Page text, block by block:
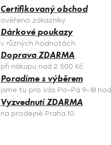
Certifikovaný obchod
ověřeno zákazníky
Dárkové poukazy
v různých hodnotách
Doprava ZDARMA
při nákupu nad 2 500 Kč
Poradíme s výběrem
jsme tu pro Vás Po–Pá 9–18 hod.
Vyzvednutí ZDARMA
na prodejně Praha 10